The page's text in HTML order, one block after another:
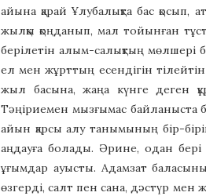
айына қарай Ұлубалықта бас
жылқы қоңданып, мал тойынған
берілетін алым-салықтың мөлшері
ел мен жұрттың есендігін
жыл басына, жаңа күнге деген
Тәңіриемен мызғымас байланыста
айын қарсы алу танымының бір-
аңдауға болады. Әрине, одан бері
ұғымдар ауысты. Адамзат
өзгерді, салт пен сана, дәстүр мен